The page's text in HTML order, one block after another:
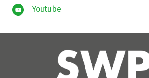
Youtube